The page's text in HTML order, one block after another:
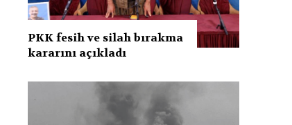
PKK fesih ve silah bırakma
kararını açıkladı